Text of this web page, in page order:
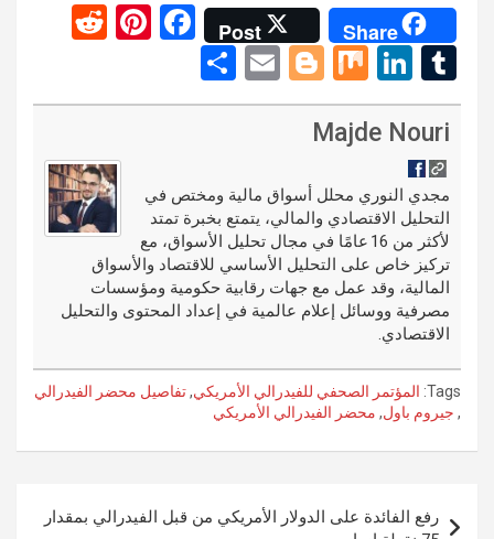
Share
Post
F
ce
o
k
Pi
er
t
d
t
T
u
m
bl
r
Li
n
ke
n
M
ix
Bl
o
er
E
m
h
Majde Nouri
مجدي النوري محلل أسواق مالية ومختص في
التحليل الاقتصادي والمالي، يتمتع بخبرة تمتد
لأكثر من 16 عامًا في مجال تحليل الأسواق، مع
تركيز خاص على التحليل الأساسي للاقتصاد والأسواق
المالية، وقد عمل مع جهات رقابية حكومية ومؤسسات
مصرفية ووسائل إعلام عالمية في إعداد المحتوى والتحليل
الاقتصادي.
Tags: المؤتمر الصحفي للفيدرالي الأمريكي,تفاصيل محضر الفيدرالي
, جيروم باول, محضر الفيدرالي الأمريكي
رفع الفائدة على الدولار الأمريكي من قبل الفيدرالي بمقدار